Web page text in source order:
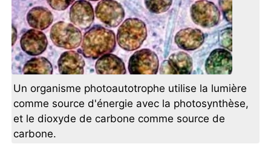
Un organisme photoautotrophe utilise la lumière
comme source d'énergie avec la photosynthèse,
et le dioxyde de carbone comme source de
carbone.